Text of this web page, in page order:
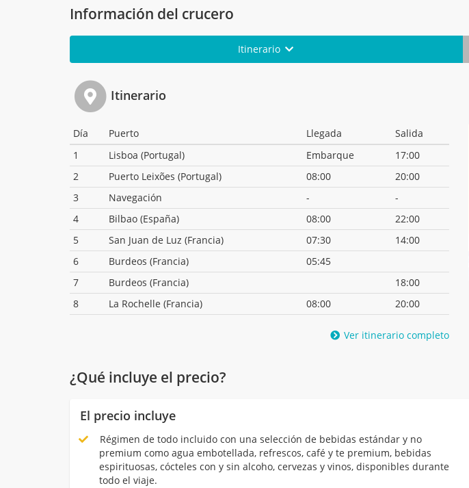
Información del crucero
Itinerario
Itinerario
Día Puerto Llegada
Salida
1
Lisboa (Portugal) Embarque
17:00
2
Puerto Leixões (Portugal) 08:00
20:00
3
Navegación -
-
4
Bilbao (España) 08:00
22:00
5
San Juan de Luz (Francia) 07:30
14:00
6
Burdeos (Francia)
05:45
7
Burdeos (Francia)
18:00
8
La Rochelle (Francia) 08:00 20:00
Ver itinerario completo
¿Qué incluye el precio?
El precio incluye
Régimen de todo incluido con una selección de bebidas estándar y no
premium como agua embotellada, refrescos, café y te premium, bebidas
espirituosas, cócteles con y sin alcoho, cervezas y vinos, disponibles durante
todo el viaje.